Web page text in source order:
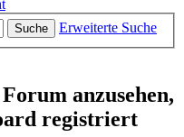
Suche
Erweiterte Suche
anzusehen,
registriert